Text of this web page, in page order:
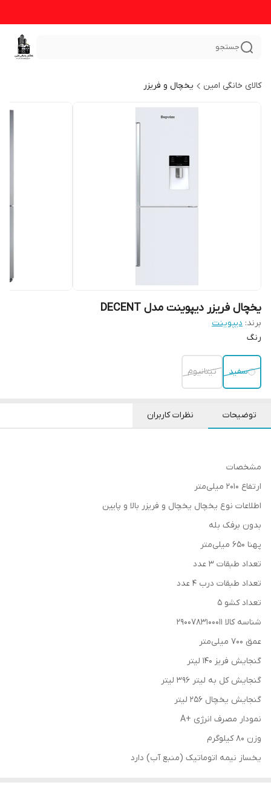
جستجو
کالای خانگی امین یخچال و فریزر
یخچال فریزر دیپوینت مدل DECENT
برند: دیپوینت
رنگ
سفید تیتانیوم
توضیحات نظرات کاربران
مشخصات
ارتفاع 2010 میلی‌متر
اطلاعات نوع یخچال یخچال و فریزر بالا و پایین
بدون برفک بله
پهنا 650 میلی‌متر
تعداد طبقات 3 عدد
تعداد طبقات درب 4 عدد
تعداد کشو 5
شناسه کالا 2900783100011
عمق 700 میلی‌متر
گنجایش فریز 140 لیتر
گنجایش کل به لیتر 396 لیتر
گنجایش یخچال 256 لیتر
نمودار مصرف انرژی +A
وزن 80 کیلوگرم
یخساز نیمه اتوماتیک (منبع آب) دارد